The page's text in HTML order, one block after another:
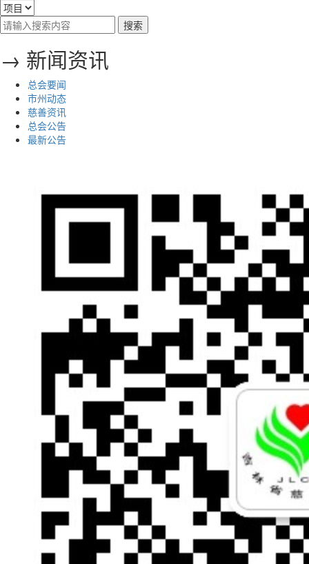
→ 新闻资讯
总会要闻
市州动态
慈善资讯
总会公告
最新公告